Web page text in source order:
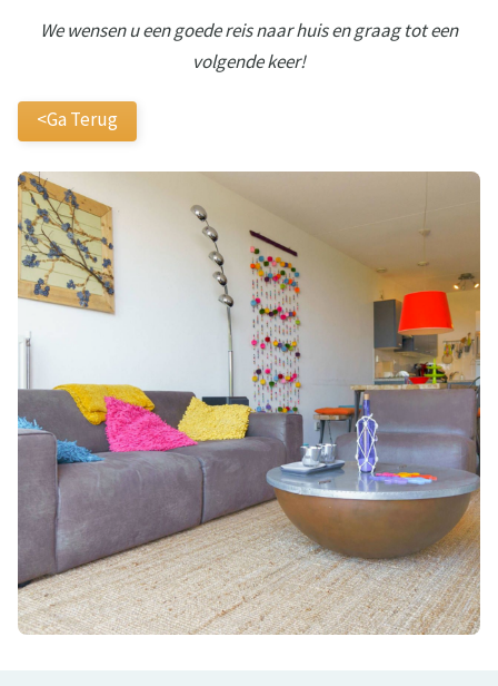
We wensen u een goede reis naar huis en graag tot een
volgende keer!
<Ga Terug